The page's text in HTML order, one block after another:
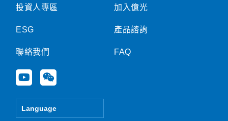
投資人專區
ESG
聯絡我們
Y
o
u
W
e
i
Language
加入億光
產品諮詢
FAQ